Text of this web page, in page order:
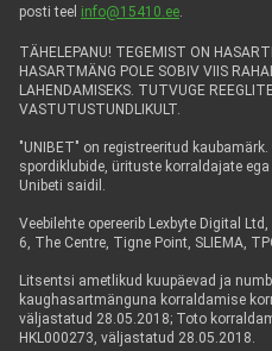
posti teel info@15410.ee.
TÄHELEPANU! TEGEMIST ON
HASARTMÄNG POLE SOBIV VIIS
LAHENDAMISEKS. TUTVUGE
VASTUTUSTUNDLIKULT.
"UNIBET" on registreeritud
spordiklubide, ürituste korraldajate
Unibeti saidil.
Veebilehte opereerib Lexbyte Digital
6, The Centre, Tigne Point, SLIEMA,
Litsentsi ametlikud kuupäevad ja
kaughasartmänguna korraldamise
väljastatud 28.05.2018; Toto
HKL000273, väljastatud 28.05.2018.